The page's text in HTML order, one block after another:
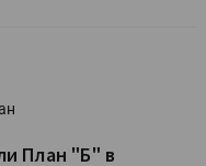
План "Б" в